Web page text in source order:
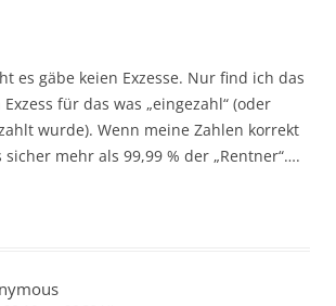
es gäbe keien Exzesse. Nur find ich das
für das was „eingezahl“ (oder
wurde). Wenn meine Zahlen korrekt
mehr als 99,99 % der „Rentner“….